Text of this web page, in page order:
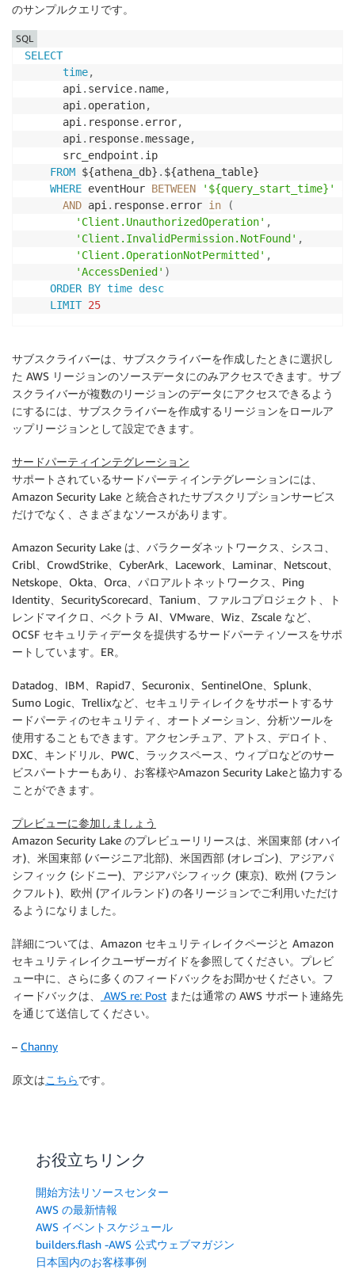
のサンプルクエリです。
SELECT
time,
      api
. service. name,
      api
. operation,
      api
. response. error,
      api
. response.message,
      src_endpoint
. ip
FROM ${athena_db} . ${athena_table}
WHERE eventHour BETWEEN '${query_start_time}'
AND api . response. error in
(
'Client.UnauthorizedOperation' ,
'Client.InvalidPermission.NotFound' ,
'Client.OperationNotPermitted' ,
'AccessDenied' )
ORDER BY time desc
LIMIT 25
SQL
サブスクライバーは、サブスクライバーを作成したときに選択し
た AWS リージョンのソースデータにのみアクセスできます。サブ
スクライバーが複数のリージョンのデータにアクセスできるよう
にするには、サブスクライバーを作成するリージョンをロールア
ップリージョンとして設定できます。
サードパーティインテグレーション
サポートされているサードパーティインテグレーションには、
Amazon Security Lake と統合されたサブスクリプションサービス
だけでなく、さまざまなソースがあります。
Amazon Security Lake は、バラクーダネットワークス、シスコ、
Cribl、CrowdStrike、CyberArk、Lacework、Laminar、Netscout、
Netskope、Okta、Orca、パロアルトネットワークス、Ping
Identity、SecurityScorecard、Tanium、ファルコプロジェクト、ト
レンドマイクロ、ベクトラ AI、VMware、Wiz、Zscale など、
OCSF セキュリティデータを提供するサードパーティソースをサポ
ートしています。ER。
Datadog、IBM、Rapid7、Securonix、SentinelOne、Splunk、
Sumo Logic、Trellixなど、セキュリティレイクをサポートするサ
ードパーティのセキュリティ、オートメーション、分析ツールを
使用することもできます。アクセンチュア、アトス、デロイト、
DXC、キンドリル、PWC、ラックスペース、ウィプロなどのサー
ビスパートナーもあり、お客様やAmazon Security Lakeと協力する
ことができます。
プレビューに参加しましょう
Amazon Security Lake のプレビューリリースは、米国東部 (オハイ
オ)、米国東部 (バージニア北部)、米国西部 (オレゴン)、アジアパ
シフィック (シドニー)、アジアパシフィック (東京)、欧州 (フラン
クフルト)、欧州 (アイルランド) の各リージョンでご利用いただけ
るようになりました。
詳細については、Amazon セキュリティレイクページと Amazon
セキュリティレイクユーザーガイドを参照してください。プレビ
ュー中に、さらに多くのフィードバックをお聞かせください。フ
ィードバックは、
AWS re: Post または通常の AWS サポート連絡先
を通じて送信してください。
– Channy
原文はこちらです。
お役立ちリンク
開始方法リソースセンター
AWS の最新情報
AWS イベントスケジュール
builders.flash -AWS 公式ウェブマガジン
日本国内のお客様事例